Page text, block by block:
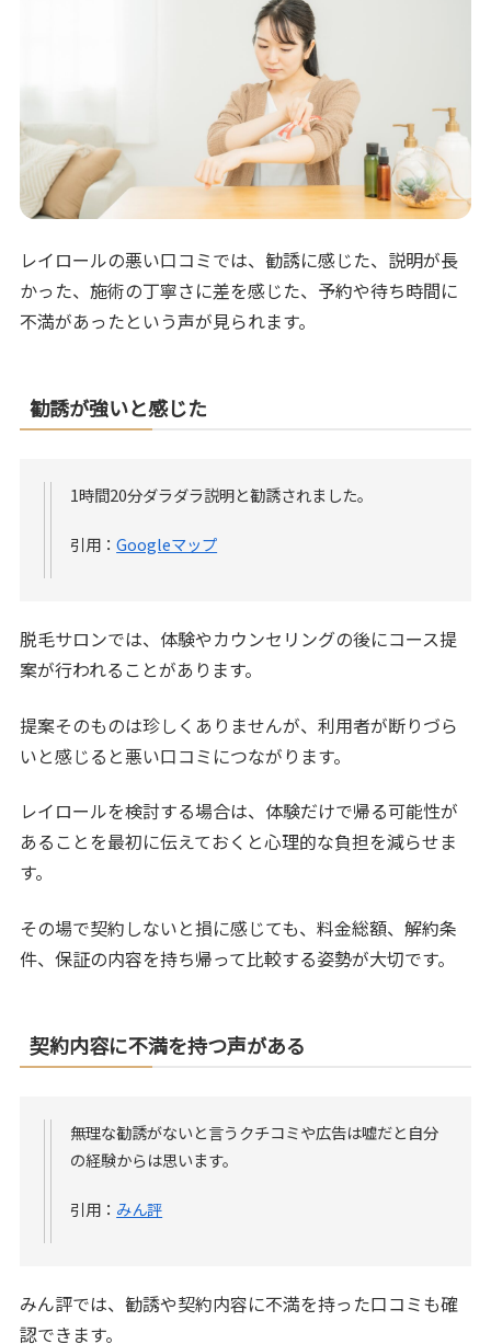
レイロールの悪い口コミでは、勧誘に感じた、説明が長
かった、施術の丁寧さに差を感じた、予約や待ち時間に
不満があったという声が見られます。
勧誘が強いと感じた
1時間20分ダラダラ説明と勧誘されました。
引用：Googleマップ
脱毛サロンでは、体験やカウンセリングの後にコース提
案が行われることがあります。
提案そのものは珍しくありませんが、利用者が断りづら
いと感じると悪い口コミにつながります。
レイロールを検討する場合は、体験だけで帰る可能性が
あることを最初に伝えておくと心理的な負担を減らせま
す。
その場で契約しないと損に感じても、料金総額、解約条
件、保証の内容を持ち帰って比較する姿勢が大切です。
契約内容に不満を持つ声がある
無理な勧誘がないと言うクチコミや広告は嘘だと自分
の経験からは思います。
引用： みん評
みん評では、勧誘や契約内容に不満を持った口コミも確
認できます。